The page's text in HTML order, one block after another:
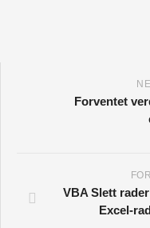
Forventet
VBA Slett
Excel-